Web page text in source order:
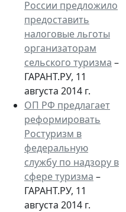
России предложило
предоставить
налоговые льготы
организаторам
сельского туризма –
ГАРАНТ.РУ, 11
августа 2014 г.
ОП РФ предлагает
реформировать
Ростуризм в
федеральную
службу по надзору в
сфере туризма –
ГАРАНТ.РУ, 11
августа 2014 г.